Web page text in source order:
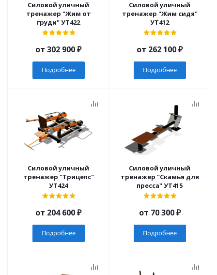
Силовой уличный
тренажер "Жим от
груди" УТ422
от 302 900 ₽
Подробнее
Силовой уличный
тренажер "Жим сидя"
УТ412
от 262 100 ₽
Подробнее
Силовой уличный
тренажер "Трицепс"
УТ424
от 204 600 ₽
Подробнее
Силовой уличный
тренажер "Скамья для
пресса" УТ415
от 70 300 ₽
Подробнее